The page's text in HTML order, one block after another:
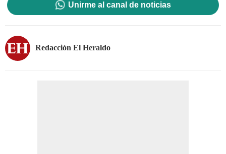
Unirme al canal de noticias
Redacción El Heraldo